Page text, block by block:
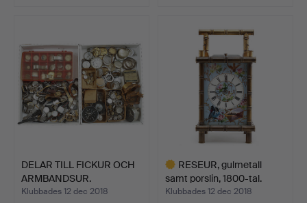
DELAR TILL FICKUR OCH
ARMBANDSUR.
Klubbades 12 dec 2018
RESEUR, gulmetall
samt porslin, 1800-tal.
Klubbades 12 dec 2018